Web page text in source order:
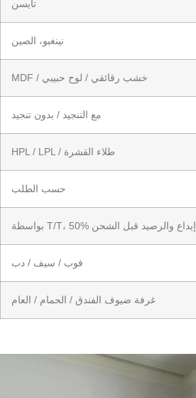
تايسن
نينغبو، الصين
MDF / خشب رقائقي / لوح حبيبي
مع التنجيد / بدون تنجيد
HPL / LPL / طلاء القشرة
حسب الطلب
بواسطة T/T، 50% إيداع والرصيد قبل الشحن
فوب / سيف / دب
غرفة ضيوف الفندق / الحمام / العام